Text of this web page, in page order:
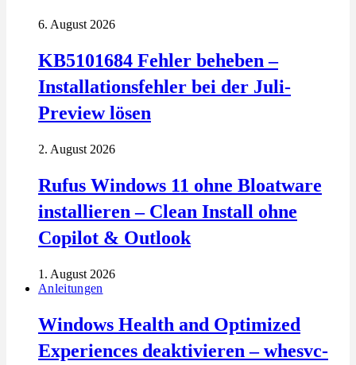
6. August 2026
KB5101684 Fehler beheben –
Installationsfehler bei der Juli-
Preview lösen
2. August 2026
Rufus Windows 11 ohne Bloatware
installieren – Clean Install ohne
Copilot & Outlook
1. August 2026
Anleitungen
Windows Health and Optimized
Experiences deaktivieren – whesvc-